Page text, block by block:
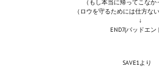
（もし本当に帰ってこな
（ロウを守るためには仕方な
↓
END7(バッドエン
SAVE1より